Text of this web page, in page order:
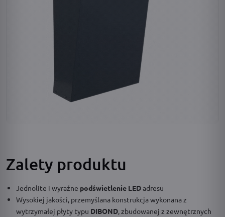
Zalety produktu
Jednolite i wyraźne podświetlenie LEDadresu
Wysokiej jakości, przemyślana konstrukcja wykonana z
wytrzymałej płyty typu DIBOND, zbudowanej z zewnętrznych